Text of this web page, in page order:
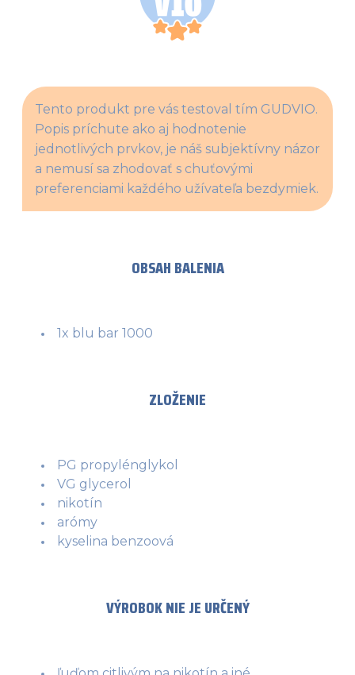
Tento produkt pre vás testoval tím GUDVIO.
Popis príchute ako aj hodnotenie
jednotlivých prvkov, je náš subjektívny názor
a nemusí sa zhodovať s chuťovými
preferenciami každého užívateľa bezdymiek.
OBSAH BALENIA
1x blu bar 1000
ZLOŽENIE
PG propylénglykol
VG glycerol
nikotín
arómy
kyselina benzoová
VÝROBOK NIE JE URČENÝ